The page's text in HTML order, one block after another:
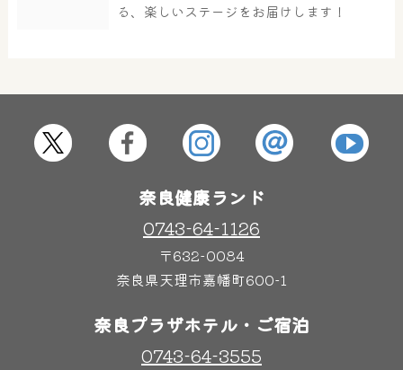
サウナ・岩盤浴
屋内レジャープール グルメ
その他施設 ご宿泊
る、楽しいステージをお届けします！
奈良健康ランド
0743-64-1126
〒632-0084
奈良県天理市嘉幡町600-1
奈良プラザホテル・ご宿泊
0743-64-3555